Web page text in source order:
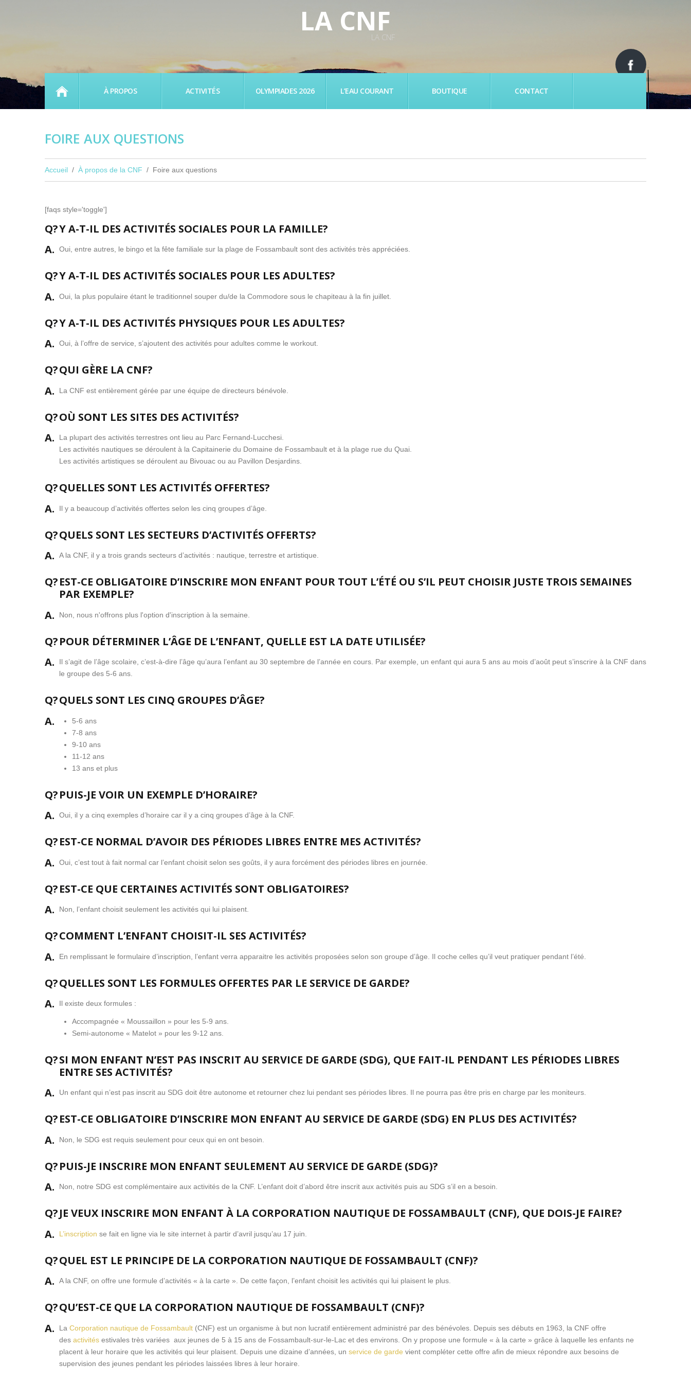
LA CNF
LA CNF
ACCUEILÀ PROPOS ACTIVITÉS OLYMPIADES 2026 L’EAU COURANT BOUTIQUE CONTACT
FOIRE AUX QUESTIONS
Accueil À propos de la CNF Foire aux questions
[faqs style='toggle']
Q?Y A-T-IL DES ACTIVITÉS SOCIALES POUR LA FAMILLE?
A.
Oui, entre autres, le bingo et la fête familiale sur la plage de Fossambault sont des activités très appréciées.
Q?Y A-T-IL DES ACTIVITÉS SOCIALES POUR LES ADULTES?
A.
Oui, la plus populaire étant le traditionnel souper du/de la Commodore sous le chapiteau à la fin juillet.
Q?Y A-T-IL DES ACTIVITÉS PHYSIQUES POUR LES ADULTES?
A.
Oui, à l’offre de service, s’ajoutent des activités pour adultes comme le workout.
Q?QUI GÈRE LA CNF?
A.
La CNF est entièrement gérée par une équipe de directeurs bénévole.
Q?OÙ SONT LES SITES DES ACTIVITÉS?
A.
La plupart des activités terrestres ont lieu au Parc Fernand-Lucchesi.
Les activités nautiques se déroulent à la Capitainerie du Domaine de Fossambault et à la plage rue du Quai.
Les activités artistiques se déroulent au Bivouac ou au Pavillon Desjardins.
Q?QUELLES SONT LES ACTIVITÉS OFFERTES?
A.
Il y a beaucoup d’activités offertes selon les cinq groupes d’âge.
Q?QUELS SONT LES SECTEURS D’ACTIVITÉS OFFERTS?
A.
A la CNF, il y a trois grands secteurs d’activités : nautique, terrestre et artistique.
Q?EST-CE OBLIGATOIRE D’INSCRIRE MON ENFANT POUR TOUT L’ÉTÉ OU S’IL PEUT CHOISIR JUSTE TROIS SEMAINES
PAR EXEMPLE?
A.
Non, nous n'offrons plus l'option d'inscription à la semaine.
Q?POUR DÉTERMINER L’ÂGE DE L’ENFANT, QUELLE EST LA DATE UTILISÉE?
A.
Il s’agit de l’âge scolaire, c’est-à-dire l’âge qu’aura l’enfant au 30 septembre de l’année en cours. Par exemple, un enfant qui aura 5 ans au mois d’août peut s’inscrire à la CNF dans
le groupe des 5-6 ans.
Q?QUELS SONT LES CINQ GROUPES D’ÂGE?
A.
5-6 ans
7-8 ans
9-10 ans
11-12 ans
13 ans et plus
Q?PUIS-JE VOIR UN EXEMPLE D’HORAIRE?
A.
Oui, il y a cinq exemples d’horaire car il y a cinq groupes d’âge à la CNF.
Q?EST-CE NORMAL D’AVOIR DES PÉRIODES LIBRES ENTRE MES ACTIVITÉS?
A.
Oui, c’est tout à fait normal car l’enfant choisit selon ses goûts, il y aura forcément des périodes libres en journée.
Q?EST-CE QUE CERTAINES ACTIVITÉS SONT OBLIGATOIRES?
A.
Non, l’enfant choisit seulement les activités qui lui plaisent.
Q?COMMENT L’ENFANT CHOISIT-IL SES ACTIVITÉS?
A.
En remplissant le formulaire d’inscription, l’enfant verra apparaitre les activités proposées selon son groupe d’âge. Il coche celles qu’il veut pratiquer pendant l’été.
Q?QUELLES SONT LES FORMULES OFFERTES PAR LE SERVICE DE GARDE?
A.
Il existe deux formules :
Accompagnée « Moussaillon » pour les 5-9 ans.
Semi-autonome « Matelot » pour les 9-12 ans.
Q?SI MON ENFANT N’EST PAS INSCRIT AU SERVICE DE GARDE (SDG), QUE FAIT-IL PENDANT LES PÉRIODES LIBRES
ENTRE SES ACTIVITÉS?
A.
Un enfant qui n’est pas inscrit au SDG doit être autonome et retourner chez lui pendant ses périodes libres. Il ne pourra pas être pris en charge par les moniteurs.
Q?EST-CE OBLIGATOIRE D’INSCRIRE MON ENFANT AU SERVICE DE GARDE (SDG) EN PLUS DES ACTIVITÉS?
A.
Non, le SDG est requis seulement pour ceux qui en ont besoin.
Q?PUIS-JE INSCRIRE MON ENFANT SEULEMENT AU SERVICE DE GARDE (SDG)?
A.
Non, notre SDG est complémentaire aux activités de la CNF. L’enfant doit d’abord être inscrit aux activités puis au SDG s’il en a besoin.
Q?JE VEUX INSCRIRE MON ENFANT À LA CORPORATION NAUTIQUE DE FOSSAMBAULT (CNF), QUE DOIS-JE FAIRE?
A.
L’inscription se fait en ligne via le site internet à partir d’avril jusqu’au 17 juin.
Q?QUEL EST LE PRINCIPE DE LA CORPORATION NAUTIQUE DE FOSSAMBAULT (CNF)?
A.
A la CNF, on offre une formule d’activités « à la carte ». De cette façon, l’enfant choisit les activités qui lui plaisent le plus.
Q?QU’EST-CE QUE LA CORPORATION NAUTIQUE DE FOSSAMBAULT (CNF)?
A.
La Corporation nautique de Fossambault (CNF) est un organisme à but non lucratif entièrement administré par des bénévoles. Depuis ses débuts en 1963, la CNF offre
des activités estivales très variées aux jeunes de 5 à 15 ans de Fossambault-sur-le-Lac et des environs. On y propose une formule « à la carte » grâce à laquelle les enfants ne
placent à leur horaire que les activités qui leur plaisent. Depuis une dizaine d’années, un service de garde vient compléter cette offre afin de mieux répondre aux besoins de
supervision des jeunes pendant les périodes laissées libres à leur horaire.